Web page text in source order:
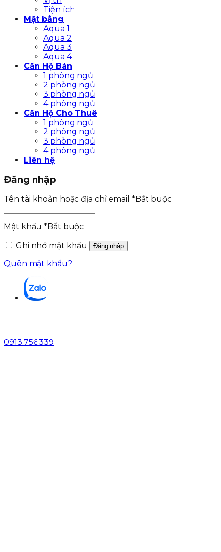
Tiện ích
Mặt bằng
Aqua 1
Aqua 2
Aqua 3
Aqua 4
Căn Hộ Bán
1 phòng ngủ
2 phòng ngủ
3 phòng ngủ
4 phòng ngủ
Căn Hộ Cho Thuê
1 phòng ngủ
2 phòng ngủ
3 phòng ngủ
4 phòng ngủ
Liên hệ
Đăng nhập
Tên tài khoản hoặc địa chỉ email *Bắt buộc
Mật khẩu *Bắt buộc
Ghi nhớ mật khẩu
Đăng nhập
Quên mật khẩu?
0913.756.339